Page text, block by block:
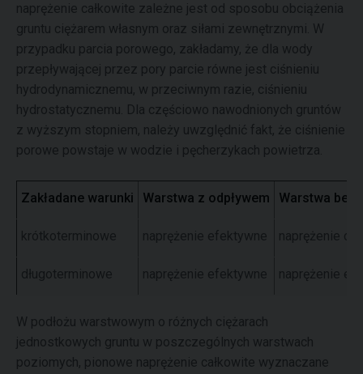
naprężenie całkowite zależne jest od sposobu obciążenia
gruntu ciężarem własnym oraz siłami zewnętrznymi. W
przypadku parcia porowego, zakładamy, że dla wody
przepływającej przez pory parcie równe jest ciśnieniu
hydrodynamicznemu, w przeciwnym razie, ciśnieniu
hydrostatycznemu. Dla częściowo nawodnionych gruntów
z wyższym stopniem, należy uwzględnić fakt, że ciśnienie
porowe powstaje w wodzie i pęcherzykach powietrza.
Zakładane warunki Warstwa z odpływem Warstwa bez
krótkoterminowe naprężenie efektywne naprężenie
długoterminowe naprężenie efektywne naprężenie
W podłożu warstwowym o różnych ciężarach
jednostkowych gruntu w poszczególnych warstwach
poziomych, pionowe naprężenie całkowite wyznaczane